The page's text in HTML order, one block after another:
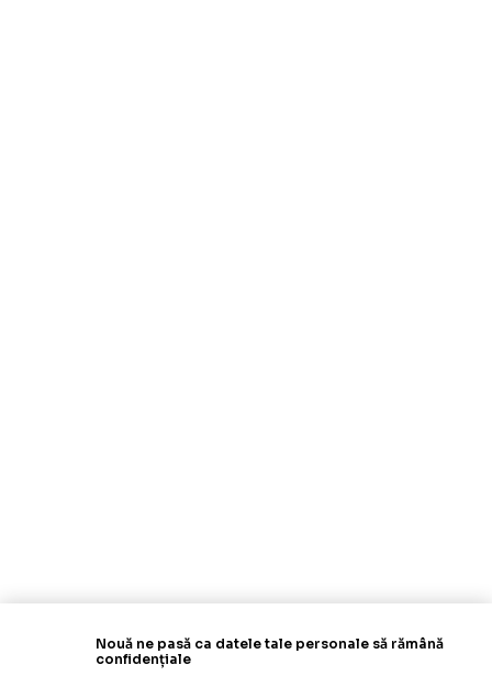
Nouă ne pasă ca datele tale personale să rămână
confidențiale